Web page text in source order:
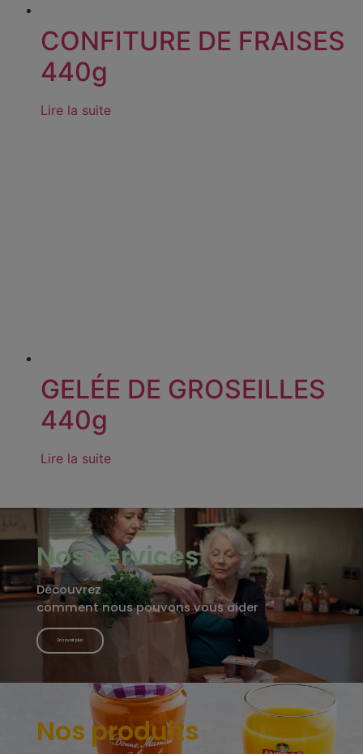
CONFITURE DE FRAISES
440g
Lire la suite
GELÉE DE GROSEILLES
440g
Lire la suite
Nos services
Découvrez
comment nous pouvons vous aider
En savoir plus
Nos produits